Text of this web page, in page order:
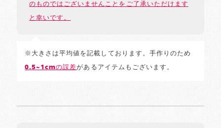
のものではございませんことをご了承いただけます
と幸いです。
※大きさは平均値を記載しております。手作りのため
0.5~1cmの誤差があるアイテムもございます。